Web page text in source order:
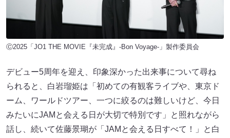
Ⓒ2025「JO1 THE MOVIE『未完成』-Bon Voyage-」製作委員会
デビュー5周年を迎え、印象深かった出来事について尋ね
られると、白岩瑠姫は「初めての有観客ライブや、東京ド
ーム、ワールドツアー、一つに絞るのは難しいけど、今日
みたいにJAMと会える日が大切で特別です」と照れながら
話し、続いて佐藤景瑚が「JAMと会える日すべて！」と白